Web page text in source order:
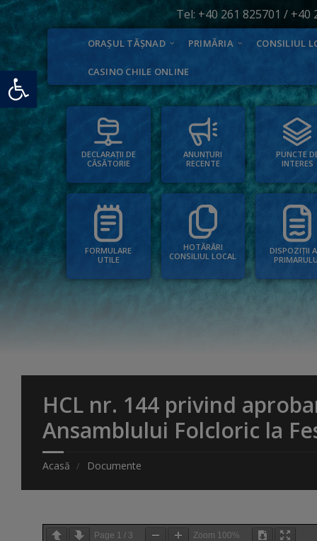
Deschide bara de unelte
Tel: +40 261 825701 / +40
ORAȘUL TĂȘNAD PRIMĂRIA CONSILIUL
CASINO CHILE ONLINE
DECLARAȚII DE
CĂSĂTORIE
ANUNȚURI
RECENTE
PUNCTE
INTERES
FORMULARE
UTILE
HOTĂRÂRI
CONSILIUL LOCAL
DISPOZIȚII
HCL nr. 144 privind
Ansamblului Folcloric la
Acasă Documente
Page 1 / 3 Zoom 100%